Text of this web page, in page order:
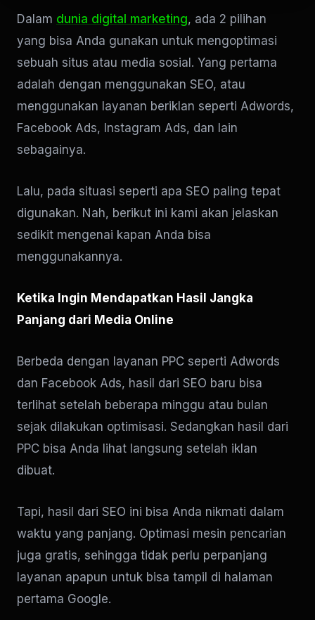
Dalam dunia digital marketing, ada 2 pilihan
yang bisa Anda gunakan untuk mengoptimasi
sebuah situs atau media sosial. Yang pertama
adalah dengan menggunakan SEO, atau
menggunakan layanan beriklan seperti Adwords,
Facebook Ads, Instagram Ads, dan lain
sebagainya.
Lalu, pada situasi seperti apa SEO paling tepat
digunakan. Nah, berikut ini kami akan jelaskan
sedikit mengenai kapan Anda bisa
menggunakannya.
Ketika Ingin Mendapatkan Hasil Jangka
Panjang dari Media Online
Berbeda dengan layanan PPC seperti Adwords
dan Facebook Ads, hasil dari SEO baru bisa
terlihat setelah beberapa minggu atau bulan
sejak dilakukan optimisasi. Sedangkan hasil dari
PPC bisa Anda lihat langsung setelah iklan
dibuat.
Tapi, hasil dari SEO ini bisa Anda nikmati dalam
waktu yang panjang. Optimasi mesin pencarian
juga gratis, sehingga tidak perlu perpanjang
layanan apapun untuk bisa tampil di halaman
pertama Google.